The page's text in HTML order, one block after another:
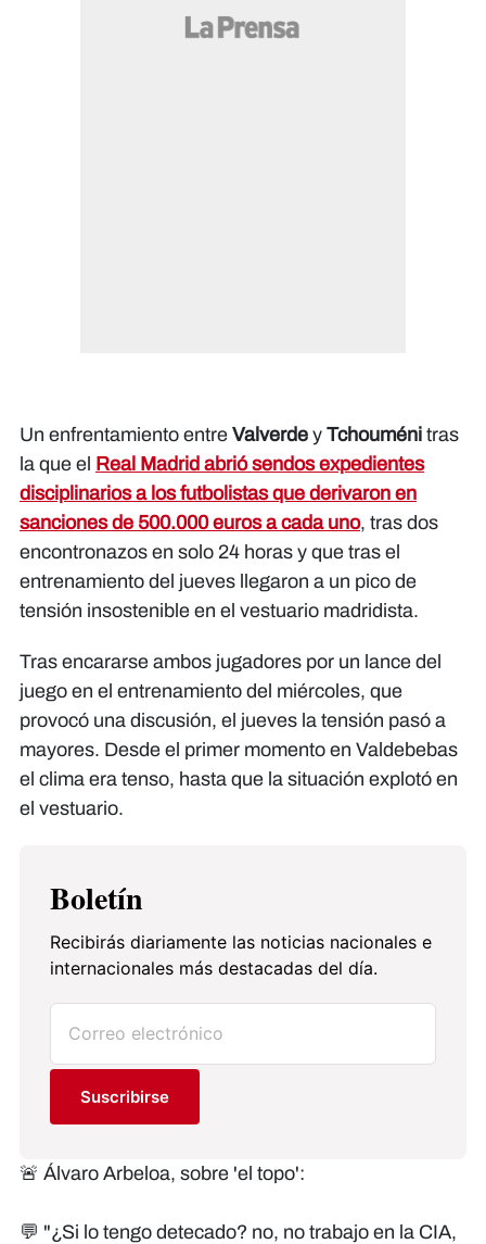
Un enfrentamiento entre Valverde y Tchouméni tras
la que el
Real Madrid abrió sendos expedientes
disciplinarios a los futbolistas que derivaron en
sanciones de 500.000 euros a cada uno, tras dos
encontronazos en solo 24 horas y que tras el
entrenamiento del jueves llegaron a un pico de
tensión insostenible en el vestuario madridista.
Tras encararse ambos jugadores por un lance del
juego en el entrenamiento del miércoles, que
provocó una discusión, el jueves la tensión pasó a
mayores. Desde el primer momento en Valdebebas
el clima era tenso, hasta que la situación explotó en
el vestuario.
Boletín
Recibirás diariamente las noticias nacionales e
internacionales más destacadas del día.
Suscribirse
🚨 Álvaro Arbeloa, sobre 'el topo':
💬 "¿Si lo tengo detecado? no, no trabajo en la CIA,